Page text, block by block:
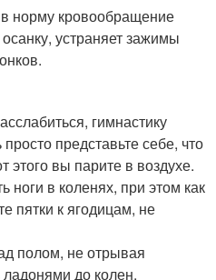
норму кровообращение
устраняет зажимы
гимнастику
представьте себе, что
этого вы парите в воздухе.
ноги в коленях, при этом как
пятки к ягодицам, не
полом, не отрывая
ладонями до колен.